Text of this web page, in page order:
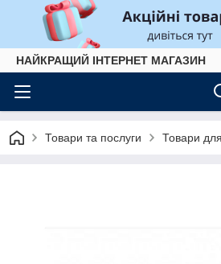
НАЙКРАЩИЙ ІНТЕРНЕТ МАГАЗИН
Товари та послуги Товари